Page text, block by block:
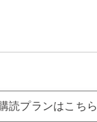
読プランはこちら